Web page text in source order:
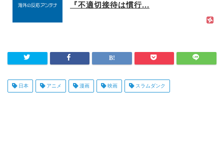
『不適切接待は慣行...
日本 アニメ 漫画 映画 スラムダンク